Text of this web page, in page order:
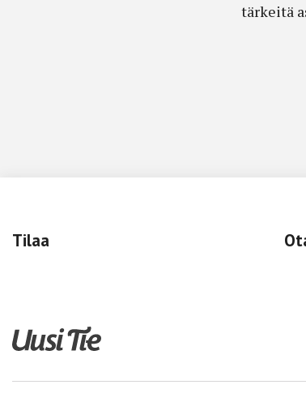
tärkeitä
Tilaa